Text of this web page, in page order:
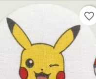
favorite_border